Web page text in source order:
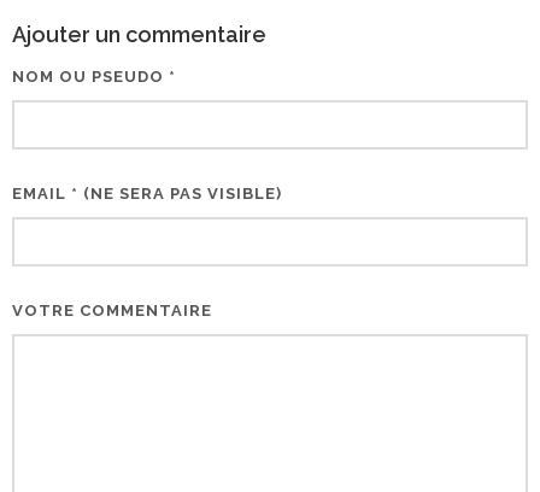
Ajouter un commentaire
NOM OU PSEUDO *
EMAIL * (NE SERA PAS VISIBLE)
VOTRE COMMENTAIRE